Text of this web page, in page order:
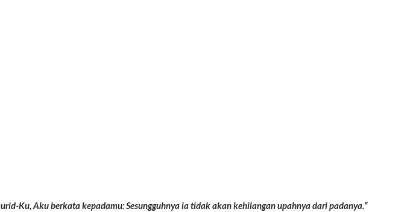
Ku, Aku berkata kepadamu: Sesungguhnya ia tidak akan kehilangan upahnya dari padanya.”